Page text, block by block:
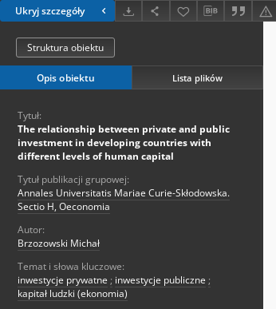
Ukryj szczegóły
Struktura obiektu
Opis obiektu Lista plików
Tytuł:
The relationship between private and public
investment in developing countries with
different levels of human capital
Tytuł publikacji grupowej:
Annales Universitatis Mariae Curie-Skłodowska.
Sectio H, Oeconomia
Autor:
Brzozowski Michał
Temat i słowa kluczowe:
inwestycje prywatne ; inwestycje publiczne ;
kapitał ludzki (ekonomia)